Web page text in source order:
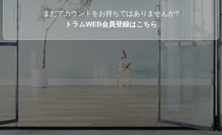
まだアカウントをお持ちではありませんか?
トラムWEB会員登録はこちら